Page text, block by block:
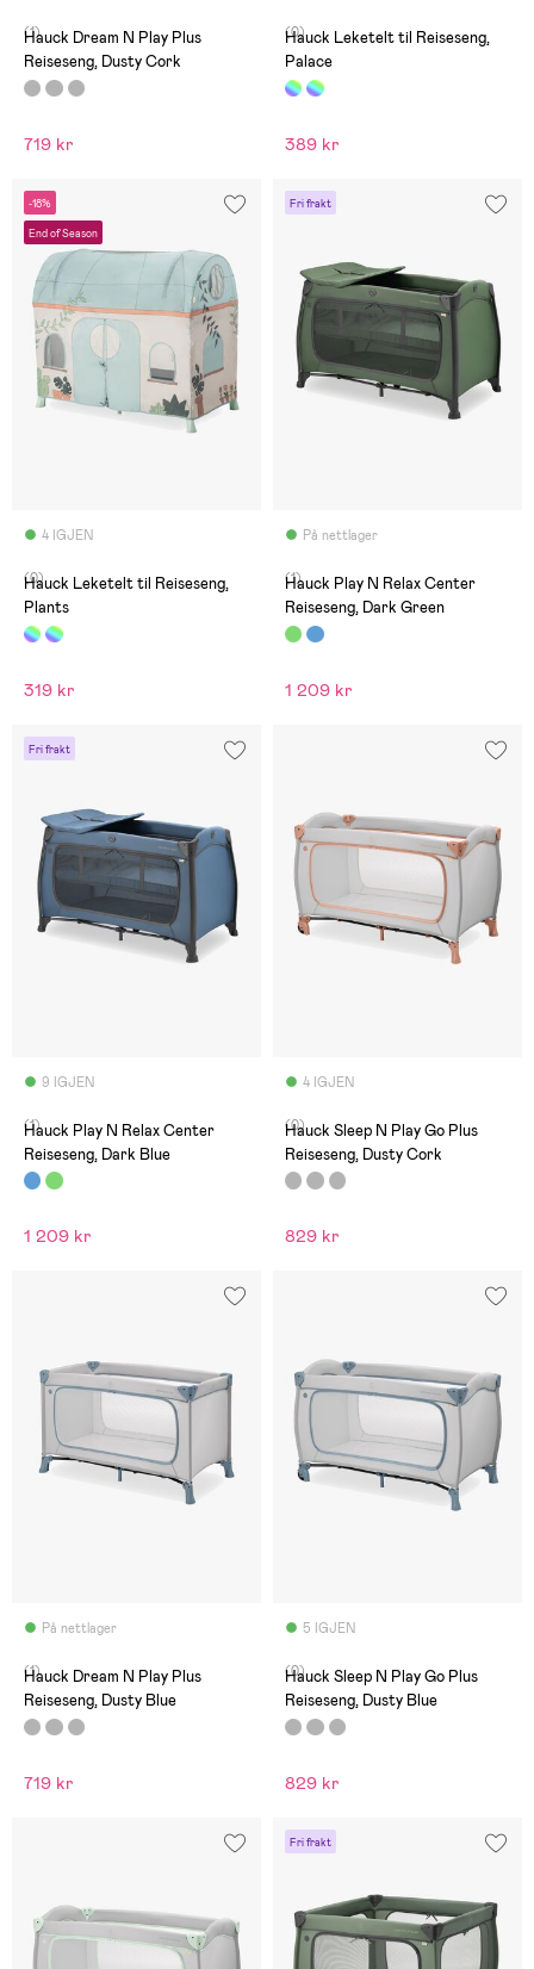
(1)
Hauck Dream N Play Plus
Reiseseng, Dusty Cork
719 kr
(0)
Hauck Leketelt til Reiseseng,
Palace
389 kr
-18%
End of Season
4 IGJEN
(0)
Hauck Leketelt til Reiseseng,
Plants
319 kr
Fri frakt
På nettlager
(1)
Hauck Play N Relax Center
Reiseseng, Dark Green
1 209 kr
Fri frakt
9 IGJEN
(1)
Hauck Play N Relax Center
Reiseseng, Dark Blue
1 209 kr
4 IGJEN
(0)
Hauck Sleep N Play Go Plus
Reiseseng, Dusty Cork
829 kr
På nettlager
(1)
Hauck Dream N Play Plus
Reiseseng, Dusty Blue
719 kr
5 IGJEN
(0)
Hauck Sleep N Play Go Plus
Reiseseng, Dusty Blue
829 kr
Fri frakt